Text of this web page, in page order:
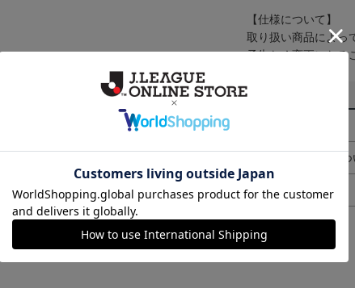
【仕様について】
取り扱い商品によっ
予告なく変更になる
その他
ギフト対応に
ヘルプページ